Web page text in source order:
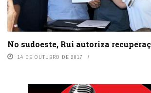
No sudoeste, Rui autoriza
14 DE OUTUBRO DE 2017